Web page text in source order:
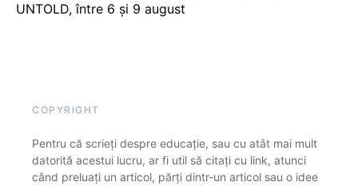
UNTOLD, între 6 și 9 august
COPYRIGHT
Pentru că scrieți despre educație, sau cu atât mai mult
datorită acestui lucru, ar fi util să citați cu link, atunci
când preluați un articol, părți dintr-un articol sau o idee